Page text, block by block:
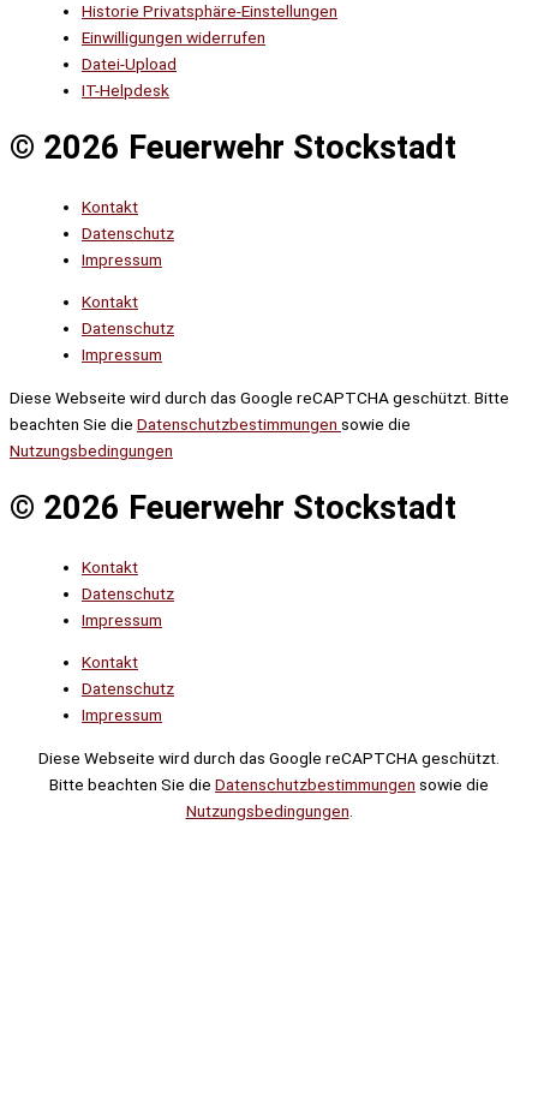
Historie Privatsphäre-Einstellungen
Einwilligungen widerrufen
Datei-Upload
IT-Helpdesk
© 2026 Feuerwehr Stockstadt
Kontakt
Datenschutz
Impressum
Kontakt
Datenschutz
Impressum
Diese Webseite wird durch das Google reCAPTCHA geschützt. Bitte
beachten Sie die Datenschutzbestimmungen sowie die
Nutzungsbedingungen
© 2026 Feuerwehr Stockstadt
Kontakt
Datenschutz
Impressum
Kontakt
Datenschutz
Impressum
Diese Webseite wird durch das Google reCAPTCHA geschützt.
Bitte beachten Sie die Datenschutzbestimmungen sowie die
Nutzungsbedingungen